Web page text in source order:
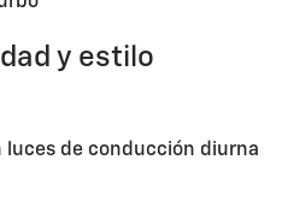
y estilo
luces de conducción diurna